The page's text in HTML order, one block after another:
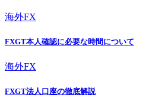
海外FX
FXGT本人確認に必要な時間について
海外FX
FXGT法人口座の徹底解説